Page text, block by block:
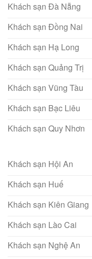
Khách sạn Đà Nẵng
Khách sạn Đồng Nai
Khách sạn Hạ Long
Khách sạn Quảng Trị
Khách sạn Vũng Tàu
Khách sạn Bạc Liêu
Khách sạn Quy Nhơn
Khách sạn Hội An
Khách sạn Huế
Khách sạn Kiên Giang
Khách sạn Lào Cai
Khách sạn Nghệ An